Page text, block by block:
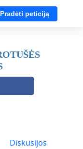
Pradėti peticiją
Diskusijos